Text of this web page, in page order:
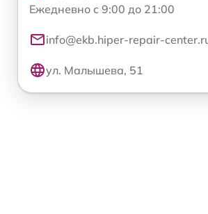
Ежедневно с 9:00 до 21:00
info@ekb.hiper-repair-
ул. Малышева, 51